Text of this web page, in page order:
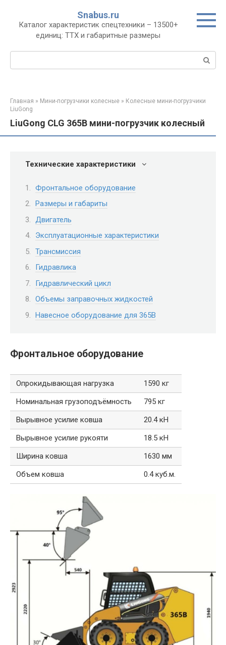
контенту
Snabus.ru
Каталог характеристик спецтехники – 13500+
единиц: ТТХ и габаритные размеры
Главная » Мини-погрузчики колесные » Колесные мини-погрузчики
LiuGong
LiuGong CLG 365B мини-погрузчик колесный
Технические характеристики
Фронтальное оборудование
Размеры и габариты
Двигатель
Эксплуатационные характеристики
Трансмиссия
Гидравлика
Гидравлический цикл
Объемы заправочных жидкостей
Навесное оборудование для 365B
Фронтальное оборудование
Опрокидывающая нагрузка
1590 кг
Номинальная грузоподъёмность
795 кг
Вырывное усилие ковша
20.4 кН
Вырывное усилие рукояти
18.5 кН
Ширина ковша
1630 мм
Объем ковша
0.4 куб.м.